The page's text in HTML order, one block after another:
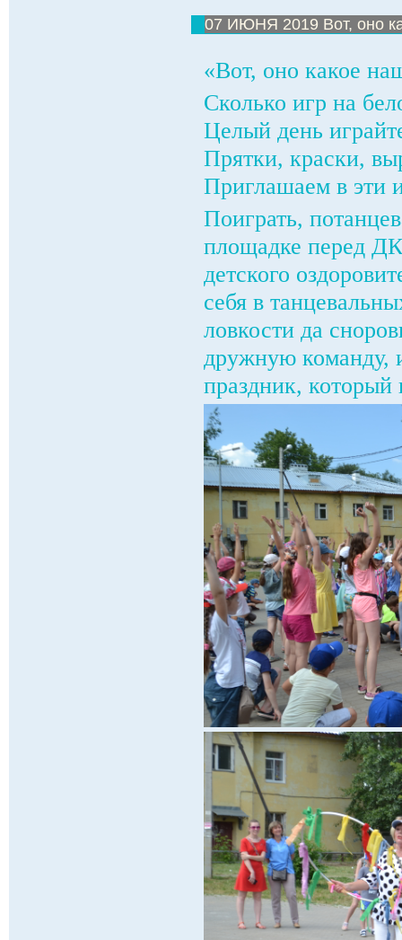
07 ИЮНЯ 2019 Вот, оно
«Вот, оно какое
Сколько игр на
Целый день
Прятки, краски,
Приглашаем в эти
Поиграть,
площадке перед
детского
себя в
ловкости да
дружную команду,
праздник, который